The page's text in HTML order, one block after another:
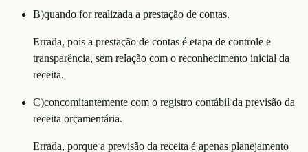
B)quando for realizada a prestação de contas.
Errada, pois a prestação de contas é etapa de controle e
transparência, sem relação com o reconhecimento inicial da
receita.
C)concomitantemente com o registro contábil da previsão da
receita orçamentária.
Errada, porque a previsão da receita é apenas planejamento